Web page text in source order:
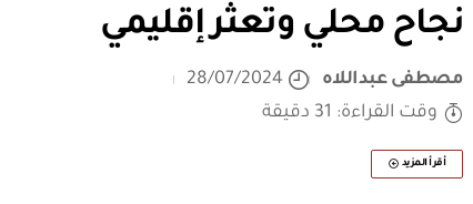
نجاح محلي وتعثر إقليمي
مصطفى عبداللاه
28/07/2024
وقت القراءة: 31 دقيقة
أقرأ المزيد